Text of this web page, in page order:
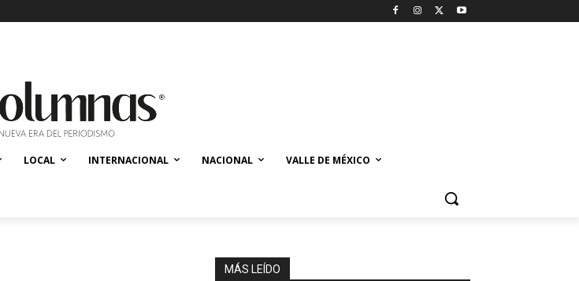
LOCAL INTERNACIONAL NACIONAL VALLE DE MÉXICO
MÁS LEÍDO